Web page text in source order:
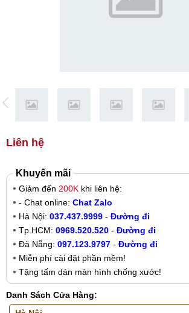
Liên hệ
Khuyến mãi
Giảm đến 200K khi liên hệ:
- Chat online: Chat Zalo
Hà Nội: 037.437.9999 - Đường đi
Tp.HCM: 0969.520.520 - Đường đi
Đà Nẵng: 097.123.9797 - Đường đi
Miễn phí cài đặt phần mềm!
Tặng tấm dán màn hình chống xước!
Danh Sách Cửa Hàng: